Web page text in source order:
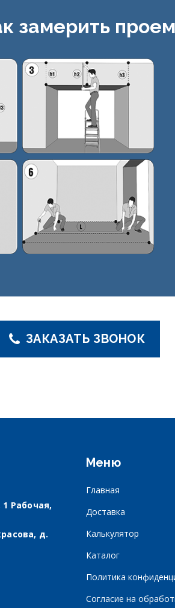
замерить проем
ЗАКАЗАТЬ ЗВОНОК
Рабочая,
д.
Меню
Главная
Доставка
Калькулятор
Каталог
Политика
Согласие на